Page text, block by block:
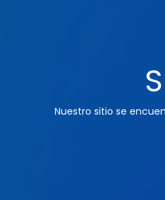
Nuestro sitio se